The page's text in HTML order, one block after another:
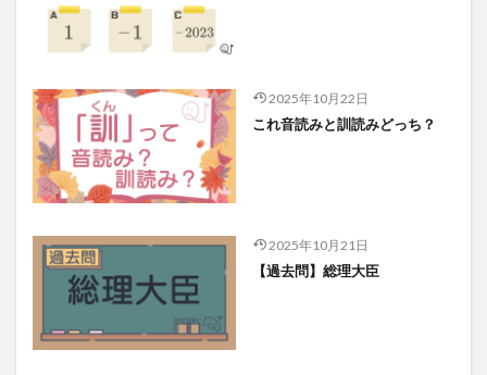
2025年10月22日
これ音読みと訓読みどっち？
2025年10月21日
【過去問】総理大臣